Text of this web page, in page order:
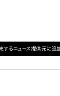
するニュース提供元に追